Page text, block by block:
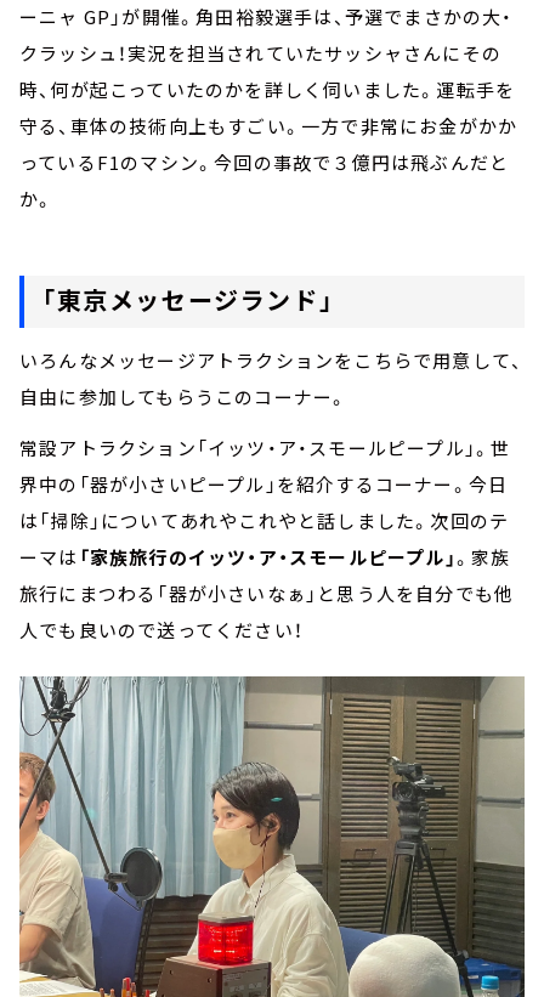
ーニャ GP」が開催。角田裕毅選手は、予選でまさかの大・
クラッシュ！実況を担当されていたサッシャさんにその
時、何が起こっていたのかを詳しく伺いました。運転手を
守る、車体の技術向上もすごい。一方で非常にお金がかか
っているF1のマシン。今回の事故で３億円は飛ぶんだと
か。
「東京メッセージランド」
いろんなメッセージアトラクションをこちらで用意して、
自由に参加してもらうこのコーナー。
常設アトラクション「イッツ・ア・スモールピープル」。世
界中の「器が小さいピープル」を紹介するコーナー。今日
は「掃除」についてあれやこれやと話しました。次回のテ
ーマは 「家族旅行のイッツ・ア・スモールピープル」。家族
旅行にまつわる「器が小さいなぁ」と思う人を自分でも他
人でも良いので送ってください！